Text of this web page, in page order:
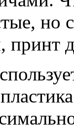
но
принт